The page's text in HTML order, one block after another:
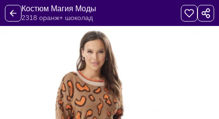
Костюм Магия Моды
2318 оранж+ шоколад